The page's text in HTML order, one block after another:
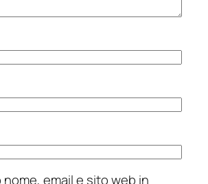
nome, email e sito web in